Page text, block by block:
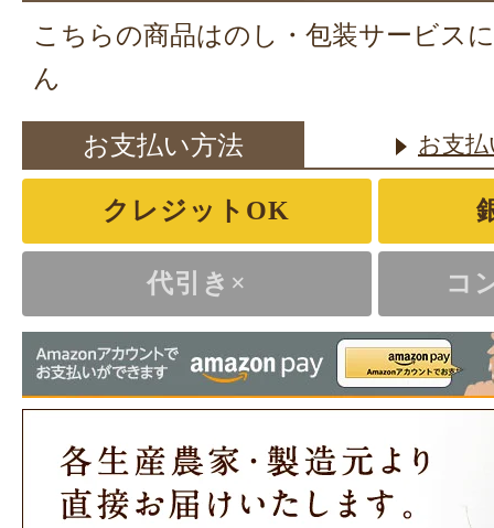
こちらの商品はのし・包装サービス
ん
お支払い方法 お支
クレジットOK
代引き× コ